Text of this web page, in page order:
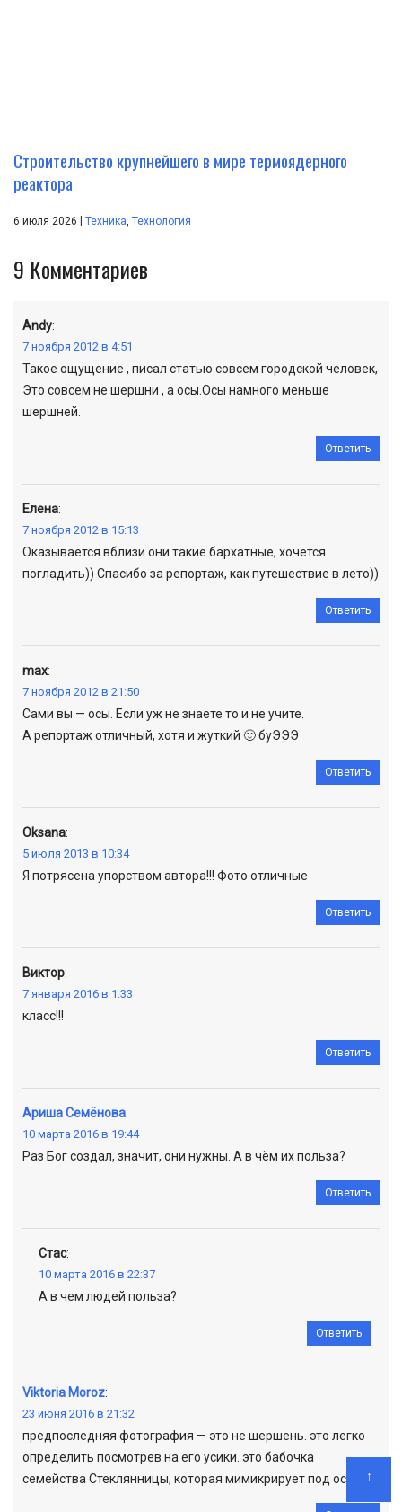
Строительство крупнейшего в мире термоядерного
реактора
6 июля 2026 | Техника Технология
9 Комментариев
Andy:
7 ноября 2012 в 4:51
Такое ощущение , писал статью совсем городской человек,
Это совсем не шершни , а осы.Осы намного меньше
шершней.
Ответить
Елена:
7 ноября 2012 в 15:13
Оказывается вблизи они такие бархатные, хочется
погладить)) Спасибо за репортаж, как путешествие в лето))
Ответить
max:
7 ноября 2012 в 21:50
Сами вы — осы. Если уж не знаете то и не учите.
А репортаж отличный, хотя и жуткий 🙂 буЭЭЭ
Ответить
Oksana:
5 июля 2013 в 10:34
Я потрясена упорством автора!!! Фото отличные
Ответить
Виктор:
7 января 2016 в 1:33
класс!!!
Ответить
Ариша Семёнова:
10 марта 2016 в 19:44
Раз Бог создал, значит, они нужны. А в чём их польза?
Ответить
Стас:
10 марта 2016 в 22:37
А в чем людей польза?
Ответить
Viktoria Moroz:
23 июня 2016 в 21:32
предпоследняя фотография — это не шершень. это легко
определить посмотрев на его усики. это бабочка
семейства Стеклянницы, которая мимикрирует под осу
↑